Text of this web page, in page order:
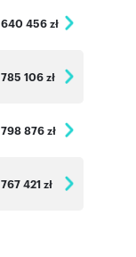
640 456 zł
785 106 zł
798 876 zł
767 421 zł